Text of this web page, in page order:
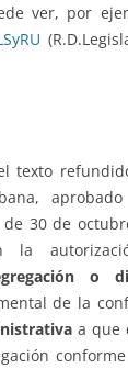
ver, por
texto
de 30 de
la
o
de la
a que